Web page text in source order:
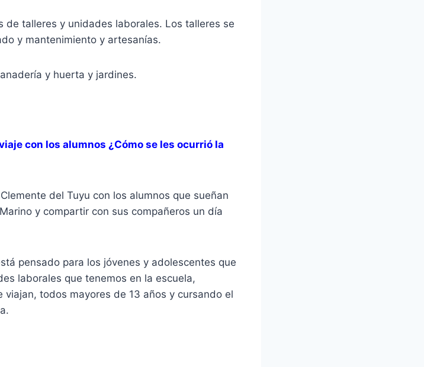
de talleres y unidades laborales. Los talleres se
y mantenimiento y artesanías.
y huerta y jardines.
con los alumnos ¿Cómo se les ocurrió la
del Tuyu con los alumnos que sueñan
y compartir con sus compañeros un día
pensado para los jóvenes y adolescentes que
laborales que tenemos en la escuela,
todos mayores de 13 años y cursando el